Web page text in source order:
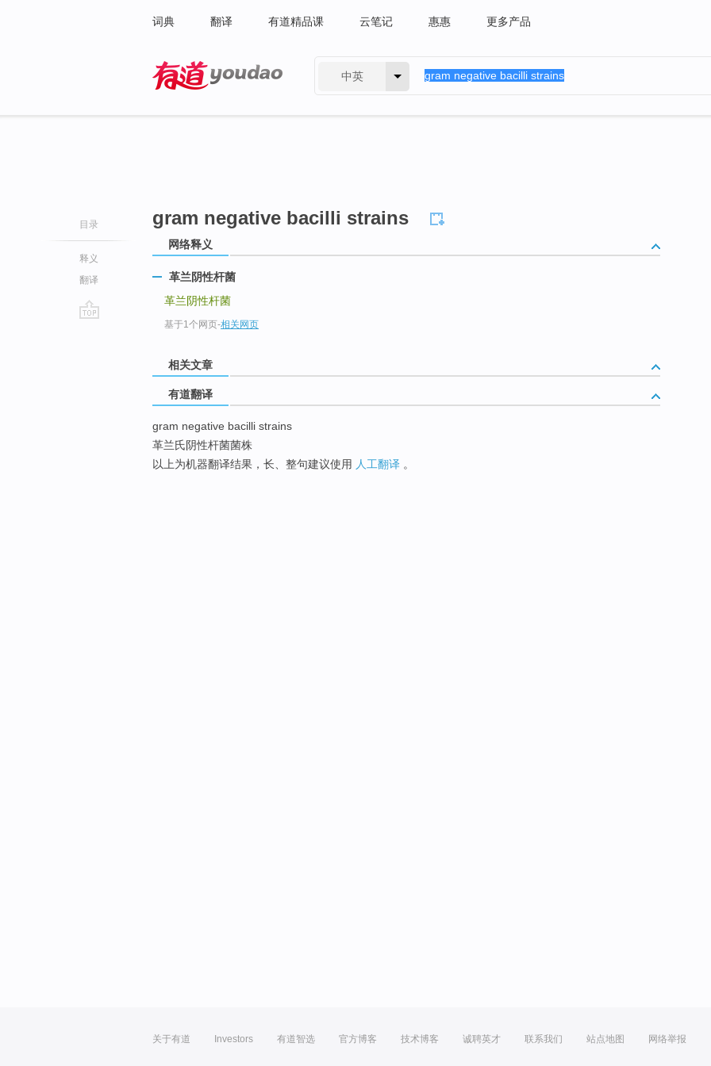
词典 翻译 有道精品课 云笔记 惠惠 更多产品
中英
目录
释义
翻译
gram negative bacilli strains
网络释义
革兰阴性杆菌
革兰阴性杆菌
基于1个网页-相关网页
相关文章
有道翻译
gram negative bacilli strains
革兰氏阴性杆菌菌株
以上为机器翻译结果，长、整句建议使用 人工翻译 。
关于有道 Investors 有道智选 官方博客 技术博客 诚聘英才 联系我们 站点地图 网络举报